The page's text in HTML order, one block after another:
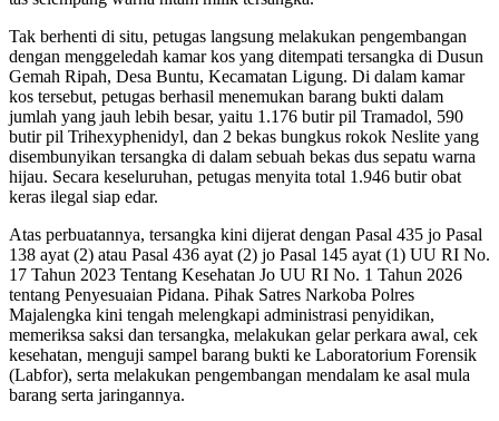
Tak berhenti di situ, petugas langsung melakukan pengembangan
dengan menggeledah kamar kos yang ditempati tersangka di Dusun
Gemah Ripah, Desa Buntu, Kecamatan Ligung. Di dalam kamar
kos tersebut, petugas berhasil menemukan barang bukti dalam
jumlah yang jauh lebih besar, yaitu 1.176 butir pil Tramadol, 590
butir pil Trihexyphenidyl, dan 2 bekas bungkus rokok Neslite yang
disembunyikan tersangka di dalam sebuah bekas dus sepatu warna
hijau. Secara keseluruhan, petugas menyita total 1.946 butir obat
keras ilegal siap edar.
Atas perbuatannya, tersangka kini dijerat dengan Pasal 435 jo Pasal
138 ayat (2) atau Pasal 436 ayat (2) jo Pasal 145 ayat (1) UU RI No.
17 Tahun 2023 Tentang Kesehatan Jo UU RI No. 1 Tahun 2026
tentang Penyesuaian Pidana. Pihak Satres Narkoba Polres
Majalengka kini tengah melengkapi administrasi penyidikan,
memeriksa saksi dan tersangka, melakukan gelar perkara awal, cek
kesehatan, menguji sampel barang bukti ke Laboratorium Forensik
(Labfor), serta melakukan pengembangan mendalam ke asal mula
barang serta jaringannya.